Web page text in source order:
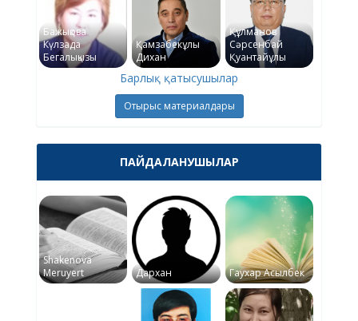
Бажықова
Күлзада
Бегалықызы
Қамзабекұлы
Дихан
Құлманов
Сәрсенбай
Қуантайұлы
Барлық қатысушылар
Отырыс материалдары
ПАЙДАЛАНУШЫЛАР
Shakenova
Meruyert
Дархан Гаухар Асылбек